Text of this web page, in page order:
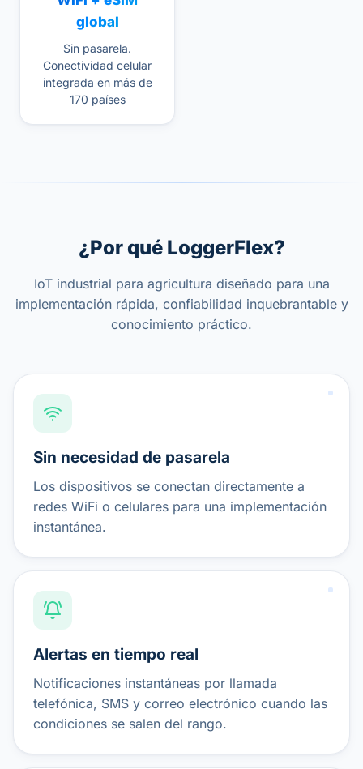
global
Sin pasarela.
Conectividad celular
integrada en más de
170 países
¿Por qué LoggerFlex?
IoT industrial para agricultura diseñado para una
implementación rápida, confiabilidad inquebrantable y
conocimiento práctico.
Sin necesidad de pasarela
Los dispositivos se conectan directamente a
redes WiFi o celulares para una implementación
instantánea.
Alertas en tiempo real
Notificaciones instantáneas por llamada
telefónica, SMS y correo electrónico cuando las
condiciones se salen del rango.